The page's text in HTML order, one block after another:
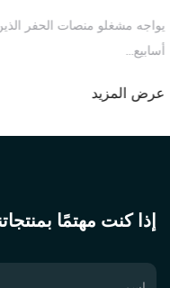
يواجه مشغلو منصات الحفر
أسابيع...
عرض المزيد
إذا كنت مهتمًا